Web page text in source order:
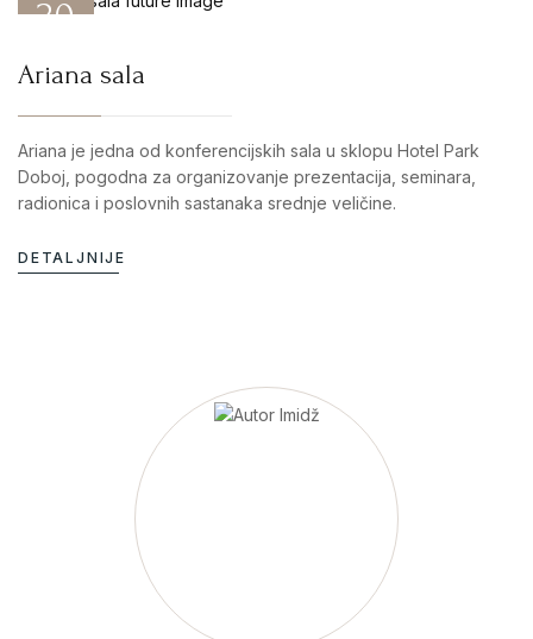
20
DEC 25
Ariana sala
Ariana je jedna od konferencijskih sala u sklopu Hotel Park
Doboj, pogodna za organizovanje prezentacija, seminara,
radionica i poslovnih sastanaka srednje veličine.
DETALJNIJE